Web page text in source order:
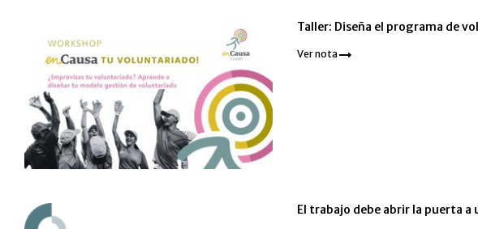
Taller: Diseña el programa de
Ver nota
El trabajo debe abrir la puerta a